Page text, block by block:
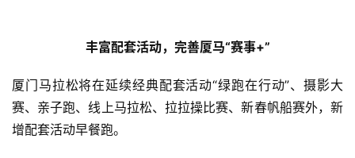
丰富配套活动，完善厦马“赛事+”
厦门马拉松将在延续经典配套活动“绿跑在行动”、摄影大
赛、亲子跑、线上马拉松、拉拉操比赛、新春帆船赛外，新
增配套活动早餐跑。